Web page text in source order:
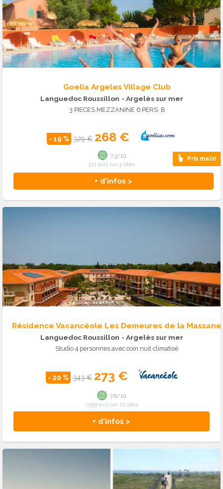
Goelia Argeles Village Club
Languedoc Roussillon - Argelès sur mer
3 PIECES MEZZANINE 6 PERS. B
- 19 % 329 € 268 €
Prix malin
+ d'infos >
7.3/10
211 avis sur 3 sites
Résidence Vacancéole Les Demeures de la Massane
Languedoc Roussillon - Argelès sur mer
Studio 4 personnes avec coin nuit climatisé
- 20 % 343 € 273 €
+ d'infos >
7.8/10
1599 avis sur 10 sites